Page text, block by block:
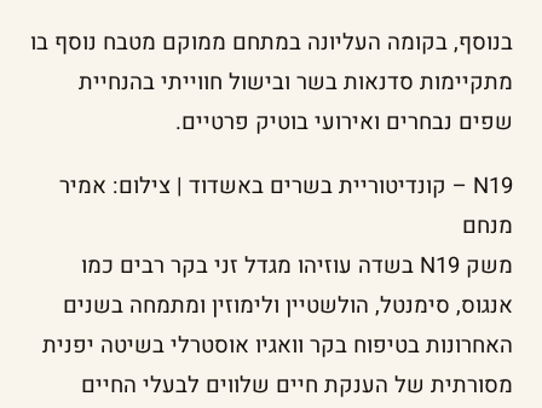
בנוסף, בקומה העליונה במתחם ממוקם מטבח נוסף בו
מתקיימות סדנאות בשר ובישול חווייתי בהנחיית
שפים נבחרים ואירועי בוטיק פרטיים.
N19 – קונדיטוריית בשרים באשדוד | צילום: אמיר
מנחם
משק N19 בשדה עוזיהו מגדל זני בקר רבים כמו
אנגוס, סימנטל, הולשטיין ולימוזין ומתמחה בשנים
האחרונות בטיפוח בקר וואגיו אוסטרלי בשיטה יפנית
מסורתית של הענקת חיים שלווים לבעלי החיים